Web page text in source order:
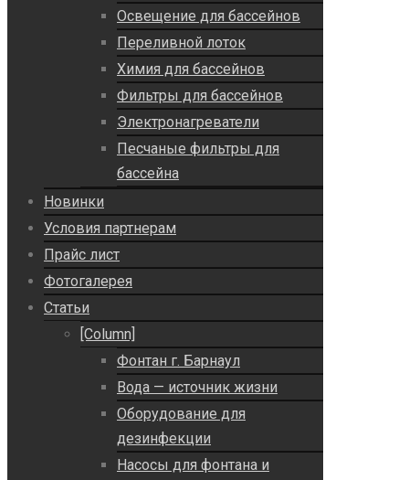
Освещение для бассейнов
Переливной лоток
Химия для бассейнов
Фильтры для бассейнов
Электронагреватели
Песчаные фильтры для
бассейна
Новинки
Условия партнерам
Прайс лист
Фотогалерея
Статьи
[Column]
Фонтан г. Барнаул
Вода — источник жизни
Оборудование для
дезинфекции
Насосы для фонтана и